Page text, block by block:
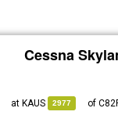
Cessna
2977
KAUS